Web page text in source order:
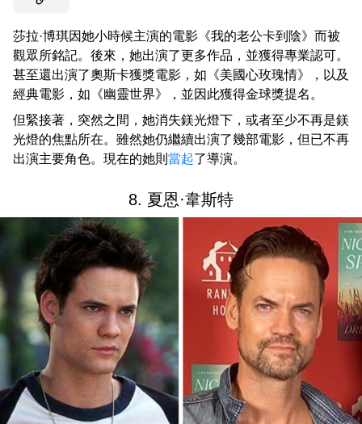
莎拉·博琪因她小時候主演的電影《我的老公卡到陰》而被
觀眾所銘記。後來，她出演了更多作品，並獲得專業認可。
甚至還出演了奧斯卡獲獎電影，如《美國心玫瑰情》，以及
經典電影，如《幽靈世界》，並因此獲得金球獎提名。
但緊接著，突然之間，她消失鎂光燈下，或者至少不再是鎂
光燈的焦點所在。雖然她仍繼續出演了幾部電影，但已不再
出演主要角色。現在的她則 當起了導演。
8. 夏恩·韋斯特